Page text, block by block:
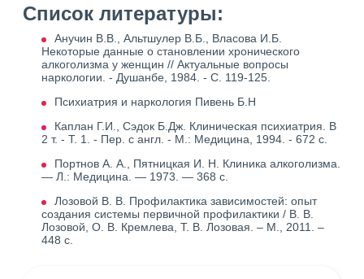
Список литературы:
Анучин В.В., Альтшулер В.Б., Власова И.Б.
Некоторые данные о становлении хронического
алкоголизма у женщин // Актуальные вопросы
наркологии. - Душанбе, 1984. - С. 119-125.
Психиатрия и наркология Пивень Б.Н
Каплан Г.И., Сэдок Б.Дж. Клиническая психиатрия. В
2 т. - Т. 1. - Пер. с англ. - М.: Медицина, 1994. - 672 с.
Портнов А. А., Пятницкая И. Н. Клиника алкоголизма.
— Л.: Медицина. — 1973. — 368 с.
Лозовой В. В. Профилактика зависимостей: опыт
создания системы первичной профилактики / В. В.
Лозовой, О. В. Кремлева, Т. В. Лозовая. – М., 2011. –
448 с.